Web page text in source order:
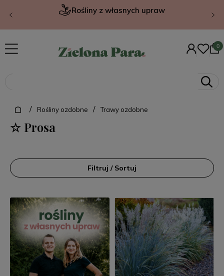
Rośliny z własnych upraw
/ Rośliny ozdobne / Trawy ozdobne
☆ Prosa
Filtruj / Sortuj